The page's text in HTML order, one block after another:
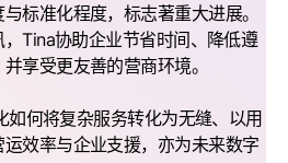
标准化程度，标志著重大进展。
Tina协助企业节省时间、降低遵
享受更友善的营商环境。
何将复杂服务转化为无缝、以用
效率与企业支援，亦为未来数字